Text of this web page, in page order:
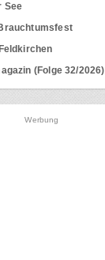
See
(Folge 32/2026)
Werbung